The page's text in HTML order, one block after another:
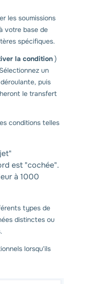
les soumissions
votre base de
spécifiques.
la condition )
un
puis
le transfert
conditions telles
est "cochée".
à 1000
types de
distinctes ou
lorsqu'ils